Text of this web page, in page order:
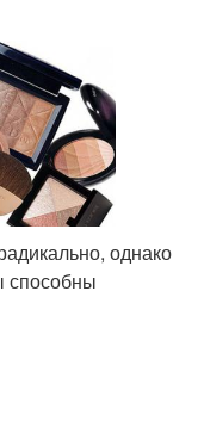
однако
способны